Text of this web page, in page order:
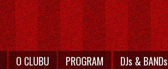
O CLUBU PROGRAM DJs & BANDs